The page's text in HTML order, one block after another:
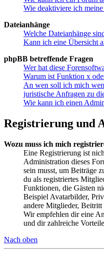
Wie deaktiviere ich
Dateianhänge
Welche Dateianhänge
Kann ich eine Übersicht
phpBB betreffende Fragen
Wer hat diese
Warum ist Funktion x
An wen soll ich mich
juristische Anfragen zu
Wie kann ich einen
Registrierung und
Wozu muss ich mich
Eine Registrierung ist
Administration dieses
sein musst, um Beiträge
du als registriertes
Funktionen, die Gästen
Beispiel Avatarbilder,
andere Mitglieder,
Wir empfehlen dir eine
und dir zahlreiche
Nach oben